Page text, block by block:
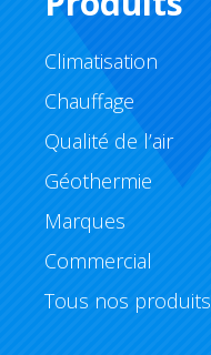
Climatisation
Chauffage
Qualité de l’air
Géothermie
Marques
Commercial
Tous nos produits